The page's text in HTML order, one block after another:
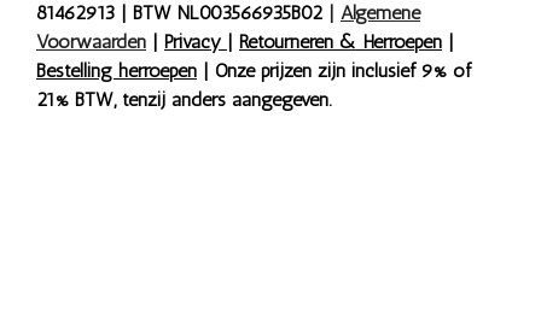
81462913 | BTW NL003566935B02
Algemene
Voorwaarden
Privacy Retourneren & Herroepen
Bestelling herroepen | Onze prijzen zijn inclusief 9% of
21% BTW, tenzij anders aangegeven.